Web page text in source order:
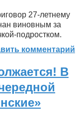
27-летнему
виновным за
подростком.
комментарий
В